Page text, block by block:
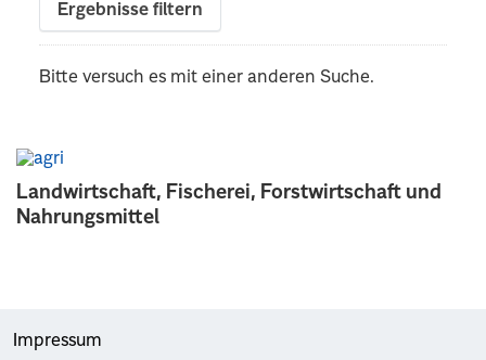
Landwirtschaft, Fischerei, Forstwirtschaft und
Nahrungsmittel
Ergebnisse filtern
Bitte versuch es mit einer anderen Suche.
Impressum